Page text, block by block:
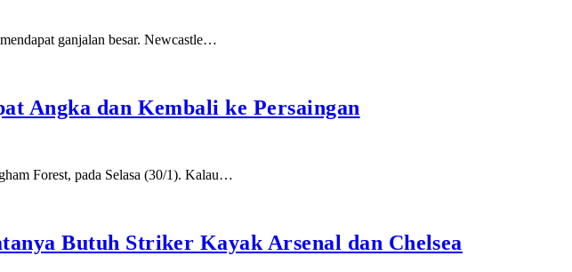
ganjalan besar. Newcastle…
Angka dan Kembali ke Persaingan
Forest, pada Selasa (30/1). Kalau…
Butuh Striker Kayak Arsenal dan Chelsea